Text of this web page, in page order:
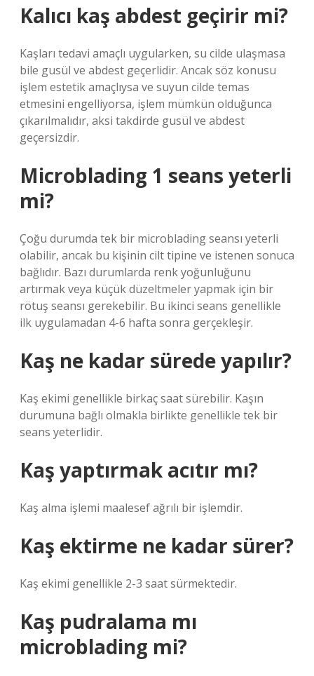
Kalıcı kaş abdest geçirir mi?
Kaşları tedavi amaçlı uygularken, su cilde ulaşmasa
bile gusül ve abdest geçerlidir. Ancak söz konusu
işlem estetik amaçlıysa ve suyun cilde temas
etmesini engelliyorsa, işlem mümkün olduğunca
çıkarılmalıdır, aksi takdirde gusül ve abdest
geçersizdir.
Microblading 1 seans yeterli
mi?
Çoğu durumda tek bir microblading seansı yeterli
olabilir, ancak bu kişinin cilt tipine ve istenen sonuca
bağlıdır. Bazı durumlarda renk yoğunluğunu
artırmak veya küçük düzeltmeler yapmak için bir
rötuş seansı gerekebilir. Bu ikinci seans genellikle
ilk uygulamadan 4-6 hafta sonra gerçekleşir.
Kaş ne kadar sürede yapılır?
Kaş ekimi genellikle birkaç saat sürebilir. Kaşın
durumuna bağlı olmakla birlikte genellikle tek bir
seans yeterlidir.
Kaş yaptırmak acıtır mı?
Kaş alma işlemi maalesef ağrılı bir işlemdir.
Kaş ektirme ne kadar sürer?
Kaş ekimi genellikle 2-3 saat sürmektedir.
Kaş pudralama mı
microblading mi?